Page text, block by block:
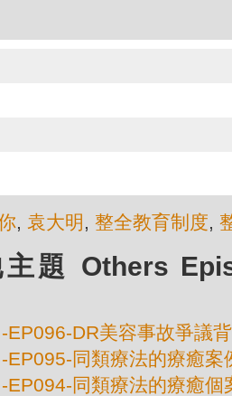
, 袁大明 , 整全教育制度,
題 Others
-EP096-DR美容事故爭議
-EP095-同類療法的療癒案
-EP094-同類療法的療癒個